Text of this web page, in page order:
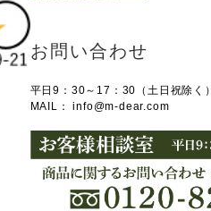
お問い合わせ
平日9：30～17：30（土日祝除く）
MAIL：info@m-dear.com